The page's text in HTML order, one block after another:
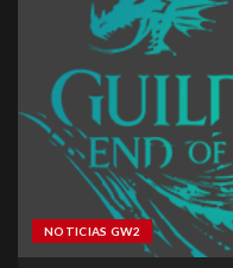
NOTICIAS GW2